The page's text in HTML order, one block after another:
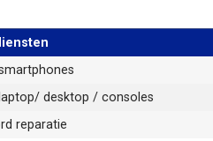
desktop / consoles
reparatie